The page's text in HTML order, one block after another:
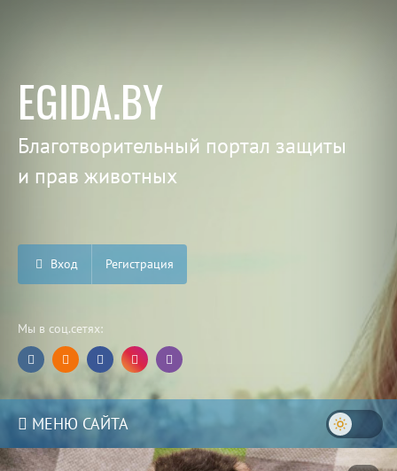
EGIDA.BY
Благотворительный портал защиты
и прав животных
Вход Регистрация
Мы в соц.сетях:
МЕНЮ САЙТА